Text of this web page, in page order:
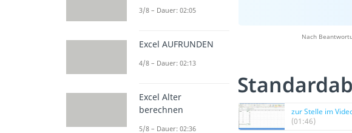
Nach
zur Stelle im
(01:46)
3/8 – Dauer: 02:05
Excel AUFRUNDEN
4/8 – Dauer: 02:13
Excel Alter
berechnen
5/8 – Dauer: 02:36